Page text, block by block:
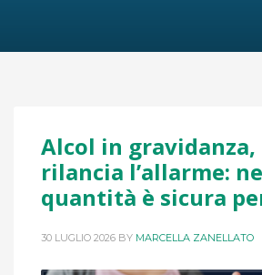
Alcol in gravidanza,
rilancia l’allarme:
quantità è sicura
30 LUGLIO 2026 BY MARCELLA ZANELLATO